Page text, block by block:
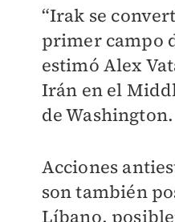
“Irak se
primer campo
estimó Alex
Irán en el
de Washington.
Acciones
son también
Líbano,